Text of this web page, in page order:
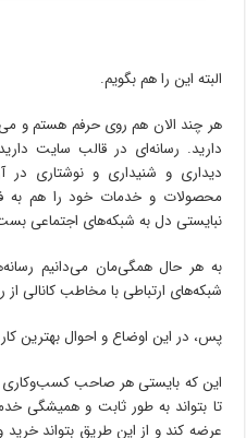
البته این را هم بگویم.
هر چند الان هم روی حرفم هستم و
دارید. رسانه‌ای در قالب سایت دارید
دیداری و شنیداری و نوشتاری در
محصولات و خدمات خود را هم به
نبایستی دل به شبکه‌های اجتماعی
به هر حال همگی‌مان می‌دانیم
شبکه‌های ارتباطی با مخاطب کانالی
پس، در این اوضاع و احوال بهترین
این که بایستی هر صاحب کسب‌و‌کاری
تا بتواند به طور ثابت و همیشگی
عرضه کند و از این طریق بتواند